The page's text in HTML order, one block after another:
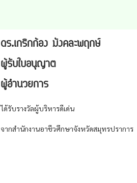
ดร.เกริกก้อง มังคละพฤกษ์
ผู้รับใบอนุญาต
ผู้อำนวยการ
ได้รับรางวัลผู้บริหารดีเด่น
จากสำนักงานอาชีวศึกษาจังหวัดสมุทรปราการ